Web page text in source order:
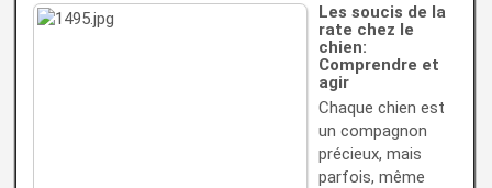
Les soucis de la
rate chez le
chien:
Comprendre et
agir
Chaque chien est
un compagnon
précieux, mais
parfois, même